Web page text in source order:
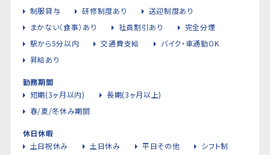
制服貸与
研修制度あり
送迎制度あり
まかない（食事）あり
社員割引あり
完全分煙
駅から5分以内
交通費支給
バイク・車通勤OK
昇給あり
勤務期間
短期(3ヶ月以内)
長期(3ヶ月以上)
春/夏/冬休み期間
休日休暇
土日祝休み
土日休み 平日その他
シフト制